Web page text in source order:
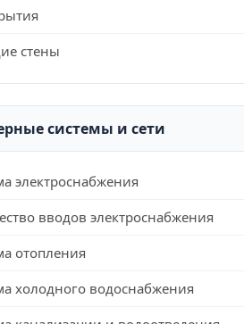
стены
системы и сети
электроснабжения
вводов электроснабжения
отопления
холодного водоснабжения